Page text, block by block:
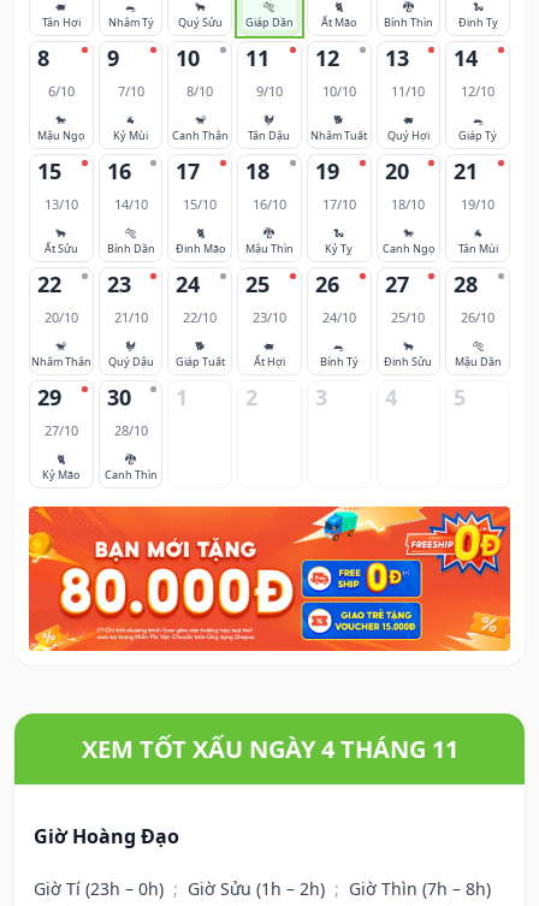
🐖
Tân Hợi
🐀
Nhâm Tý
🐂
Quý Sửu
🐅
Giáp Dần
🐈
Ất Mão
🐉
Bính Thìn
🐍
Đinh Tỵ
8
6/10
🐎
Mậu Ngọ
9
7/10
🐐
Kỷ Mùi
10
8/10
🐒
Canh Thân
11
9/10
🐓
Tân Dậu
12
10/10
🐕
Nhâm Tuất
13
11/10
🐖
Quý Hợi
14
12/10
🐀
Giáp Tý
15
13/10
🐂
Ất Sửu
16
14/10
🐅
Bính Dần
17
15/10
🐈
Đinh Mão
18
16/10
🐉
Mậu Thìn
19
17/10
🐍
Kỷ Tỵ
20
18/10
🐎
Canh Ngọ
21
19/10
🐐
Tân Mùi
22
20/10
🐒
Nhâm Thân
23
21/10
🐓
Quý Dậu
24
22/10
🐕
Giáp Tuất
25
23/10
🐖
Ất Hợi
26
24/10
🐀
Bính Tý
27
25/10
🐂
Đinh Sửu
28
26/10
🐅
Mậu Dần
29
27/10
🐈
Kỷ Mão
30
28/10
🐉
Canh Thìn
1 2 3 4 5
XEM TỐT XẤU NGÀY 4 THÁNG 11
Giờ Hoàng Đạo
Giờ Tí (23h – 0h) ; Giờ Sửu (1h – 2h) ; Giờ Thìn (7h – 8h)